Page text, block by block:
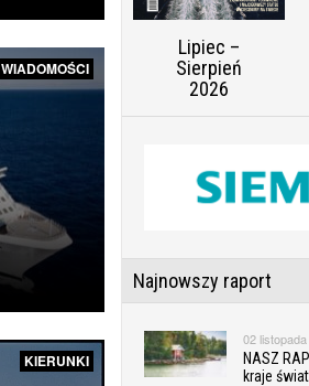
WIADOMOŚCI
KIERUNKI
Lipiec –
Sierpień
2026
Najnowszy raport
02
NASZ
kraje